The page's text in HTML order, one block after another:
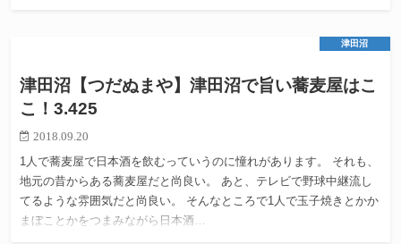
津田沼
津田沼【つだぬまや】津田沼で旨い蕎麦屋はこ
こ！3.425
2018.09.20
1人で蕎麦屋で日本酒を飲むっていうのに憧れがあります。 それも、
地元の昔からある蕎麦屋だと尚良い。 あと、テレビで野球中継流し
てるような雰囲気だと尚良い。 そんなところで1人で玉子焼きとかか
まぼことかをつまみながら日本酒…